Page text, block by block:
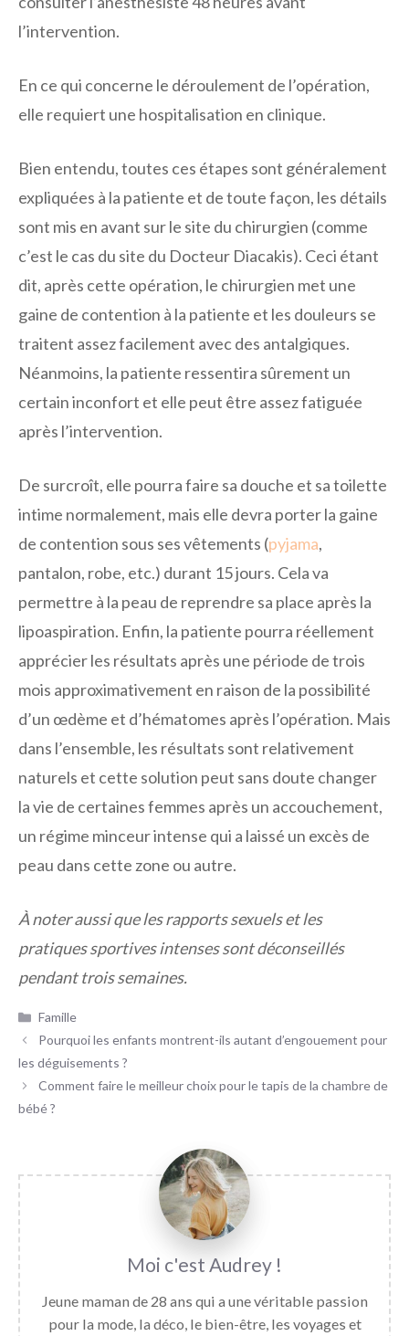
l’intervention.
En ce qui concerne le déroulement de l’opération,
elle requiert une hospitalisation en clinique.
Bien entendu, toutes ces étapes sont généralement
expliquées à la patiente et de toute façon, les détails
sont mis en avant sur le site du chirurgien (comme
c’est le cas du site du Docteur Diacakis). Ceci étant
dit, après cette opération, le chirurgien met une
gaine de contention à la patiente et les douleurs se
traitent assez facilement avec des antalgiques.
Néanmoins, la patiente ressentira sûrement un
certain inconfort et elle peut être assez fatiguée
après l’intervention.
De surcroît, elle pourra faire sa douche et sa toilette
intime normalement, mais elle devra porter la gaine
de contention sous ses vêtements (pyjama,
pantalon, robe, etc.) durant 15 jours. Cela va
permettre à la peau de reprendre sa place après la
lipoaspiration. Enfin, la patiente pourra réellement
apprécier les résultats après une période de trois
mois approximativement en raison de la possibilité
d’un œdème et d’hématomes après l’opération. Mais
dans l’ensemble, les résultats sont relativement
naturels et cette solution peut sans doute changer
la vie de certaines femmes après un accouchement,
un régime minceur intense qui a laissé un excès de
peau dans cette zone ou autre.
À noter aussi que les rapports sexuels et les
pratiques sportives intenses sont déconseillés
pendant trois semaines.
Catégories
Famille
Pourquoi les enfants montrent-ils autant d’engouement pour
les déguisements ?
Comment faire le meilleur choix pour le tapis de la chambre de
bébé ?
Audrey
Jeune maman de 28 ans qui a une véritable passion
pour la mode, la déco, le bien-être, les voyages et